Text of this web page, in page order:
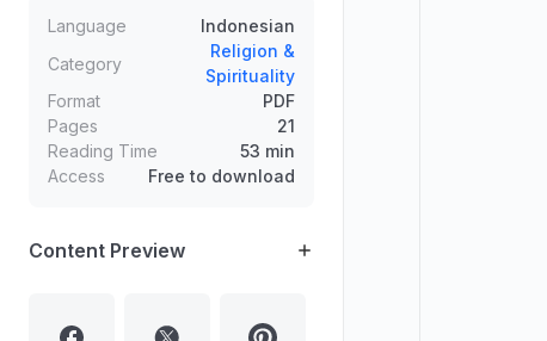
praktik meminta pertolongan jin,
serta rujukan ayat Al-Qur’an dan
penegasan keharaman praktik
sihir/perdukunan.
Language
Indonesian
Category
Religion &
Spirituality
Format
PDF
Pages
21
Reading Time
53 min
Access
Free to download
Content Preview